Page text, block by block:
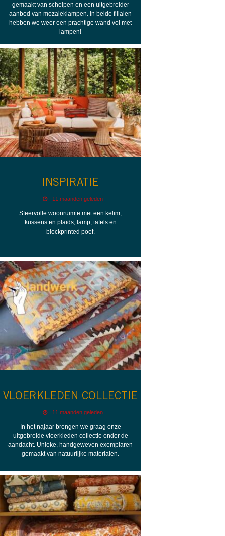
gemaakt van schelpen en een uitgebreider
aanbod van mozaieklampen. In beide filialen
hebben we weer een prachtige wand vol met
lampen!
INSPIRATIE
11 maanden geleden
Sfeervolle woonruimte met een kelim,
kussens en plaids, lamp, tafels en
blockprinted poef.
VLOERKLEDEN COLLECTIE
11 maanden geleden
In het najaar brengen we graag onze
uitgebreide vloerkleden collectie onder de
aandacht. Unieke, handgeweven exemplaren
gemaakt van natuurlijke materialen.